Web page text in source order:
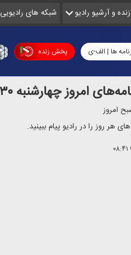
و آرشیو رادیو شبکه های رادیویی
پخش زنده ها | الف-ی
امروز چهارشنبه ۳۰ اردیبهشت
امروز
هر روز را در رادیو پیام ببینید.
۰۸:۴۱